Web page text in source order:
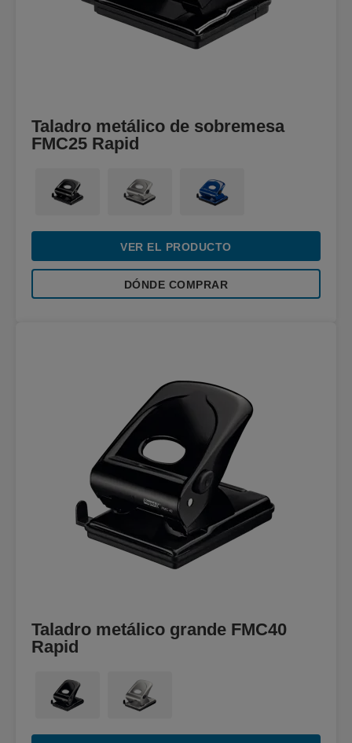
Taladro metálico de sobremesa
FMC25 Rapid
VER EL PRODUCTO
DÓNDE COMPRAR
Taladro metálico grande FMC40
Rapid